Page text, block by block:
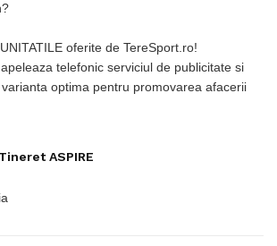
oferite de TereSport.ro!
telefonic serviciul de publicitate si
optima pentru promovarea afacerii
ASPIRE